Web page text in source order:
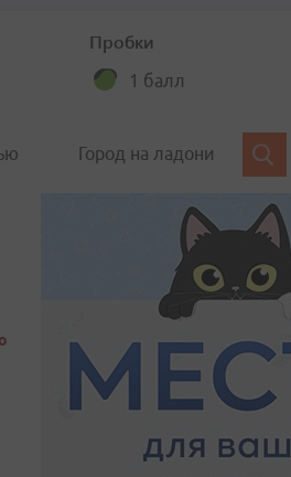
Пробки
1 балл
Город на ладони